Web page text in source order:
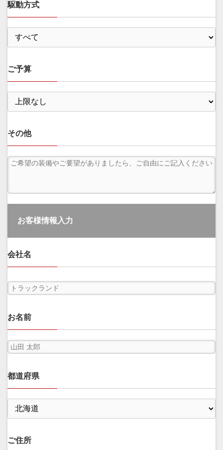
駆動方式
ご予算
その他
お客様情報入力
会社名
お名前
都道府県
ご住所